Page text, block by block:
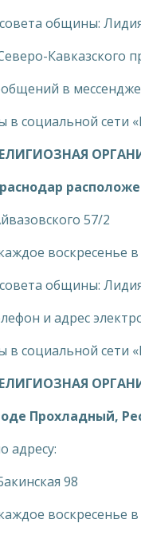
общины:
Кавказского
в
в социальной сети
57/2
воскресенье в
общины:
и адрес
в социальной сети
Прохладный,
адресу:
98
воскресенье в